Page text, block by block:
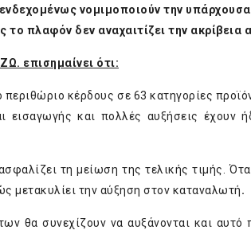
νομιμοποιούν την
πλαφόν δεν αναχαιτίζει την ακρίβεια
επισημαίνει ότι:
κέρδους σε 63 κατηγορίες
εισαγωγής και πολλές αυξήσεις έχουν
τη μείωση της τελικής τιμής.
μετακυλίει την αύξηση στον καταναλωτή.
θα συνεχίζουν να αυξάνονται και αυτό